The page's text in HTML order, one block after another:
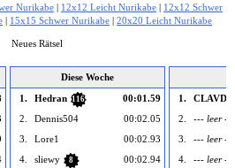
Nurikabe | 12x12 Leicht Nurikabe | 12x12 Schwer
| 15x15 Schwer Nurikabe | 20x20 Leicht Nurikabe
Neues Rätsel
Diese Woche
1.
Hedran 116
00:01.59
2.
Dennis504
00:02.05
3.
Lore1
00:02.93
4.
sliewy 8
00:02.94
1.
2.
--- leer ---
3.
--- leer ---
4.
--- leer ---